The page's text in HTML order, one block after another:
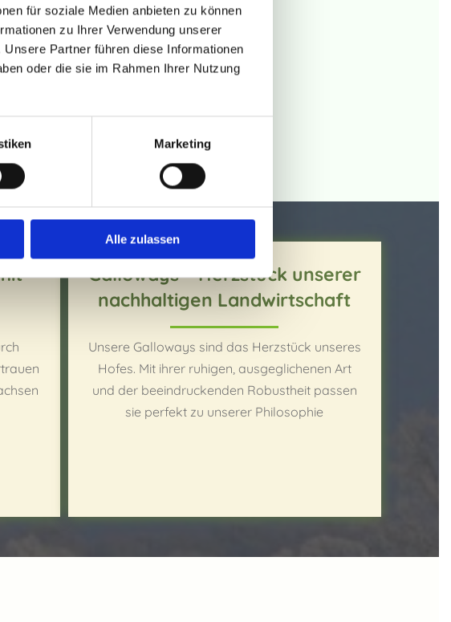
für soziale Medien anbieten zu können
zu Ihrer Verwendung unserer
Partner führen diese Informationen
oder die sie im Rahmen Ihrer Nutzung
Marketing
Alle zulassen
verfügbar.
Galloways – Herzstück unserer
nachhaltigen Landwirtschaft
Unsere Galloways sind das Herzstück unseres
Hofes. Mit ihrer ruhigen, ausgeglichenen Art
und der beeindruckenden Robustheit passen
sie perfekt zu unserer Philosophie